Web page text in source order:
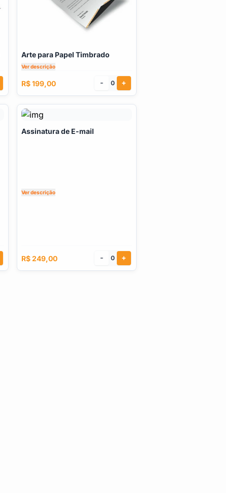
Arte para Papel Timbrado
Ver descrição
R$ 199,00 - 0 +
Assinatura de E-mail
Ver descrição
R$ 249,00 - 0 +